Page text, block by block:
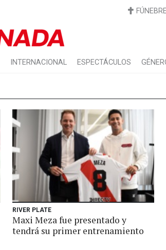
INTERNACIONAL ESPECTÁCULOS
RIVER PLATE
Maxi Meza fue presentado y
tendrá su primer entrenamiento